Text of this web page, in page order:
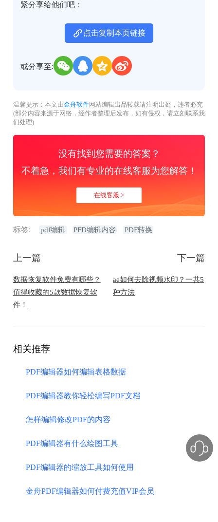
紧分享给他们吧：
点击复制本页链接
或分享至:
温馨提示：本文由金舟软件网站编辑出品转载请注明出处，违者必究
(部分内容来源于网络，经作者整理后发布，如有侵权，请立刻联系我
们处理)
没有找到您需要的答案？
不着急，我们有专业的在线客服为您解答！
在线客服 >
标签: pdf编辑 PFD编辑内容 PDF转换
上一篇
数据恢复软件免费有哪些？
值得收藏的5款数据恢复软
件！
下一篇
ae如何去除视频水印？一共5
种方法
相关推荐
PDF编辑器如何编辑表格数据
PDF编辑器教你轻松编写PDF文档
怎样编辑修改PDF的内容
PDF编辑器有什么绘图工具
PDF编辑器的缩放工具如何使用
金舟PDF编辑器如何付费充值VIP会员